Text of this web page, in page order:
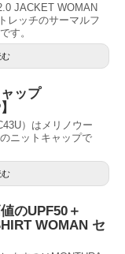
JACKET WOMAN
レッチのサーマルフ
す。
ップ
）はメリノウー
ニットキャップで
のUPF50＋
WOMAN セ